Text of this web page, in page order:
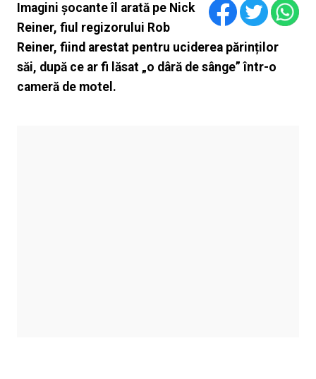
Imagini șocante îl arată pe Nick
Reiner, fiul regizorului Rob
Reiner, fiind arestat pentru uciderea părinților
săi, după ce ar fi lăsat „o dâră de sânge” într-o
cameră de motel.